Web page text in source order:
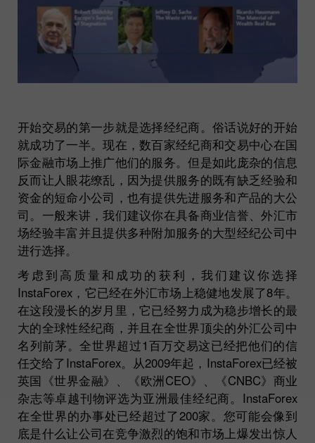
开始交易的第一步就是选择经纪商。俗话说好的开始
就成功了一半。现在，数百家经纪商和交易中心在国
际金融市场上推广他们的服务。但是如此庞杂的信息
反而让人眼花缭乱，因为提供服务的既有缺乏经验和
资金的短命小公司，也有提供先进服务和产品的大公
司。一般来讲，我们建议你在具备商业信誉、外汇市
场经验丰富并且提供多种附加服务的大型经纪公司中
进行选择。
考虑到高质量和成功的获利，我们建议你选择
InstaForex，它已经在外汇市场上稳健地发展了8年。
在这段漫长的岁月里，它已经努力成为稳步增长的最
大的全球性经纪商，并且在全世界顶尖的外汇公司中
名列前茅。全世界超过1百万交易这已经把他们的信
任交给了InstaForex。从2009年起，InstaForex已经被
英国《世界金融》、《欧洲CEO》、《CNBC》商业
杂志等卓越刊物评选为亚洲最佳经纪商。InstaForex
在全世界的办事处已经超过了200家。您可能会像到
底是什么让公司在竞争激烈的饱和市场上爆发出惊人